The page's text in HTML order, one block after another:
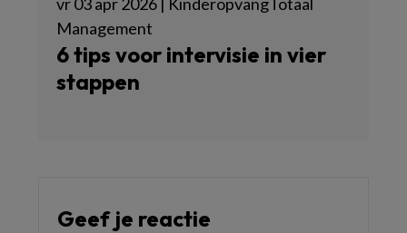
Management
6 tips voor intervisie in vier
stappen
Geef je reactie